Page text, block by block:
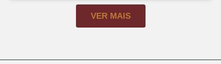
VER MAIS